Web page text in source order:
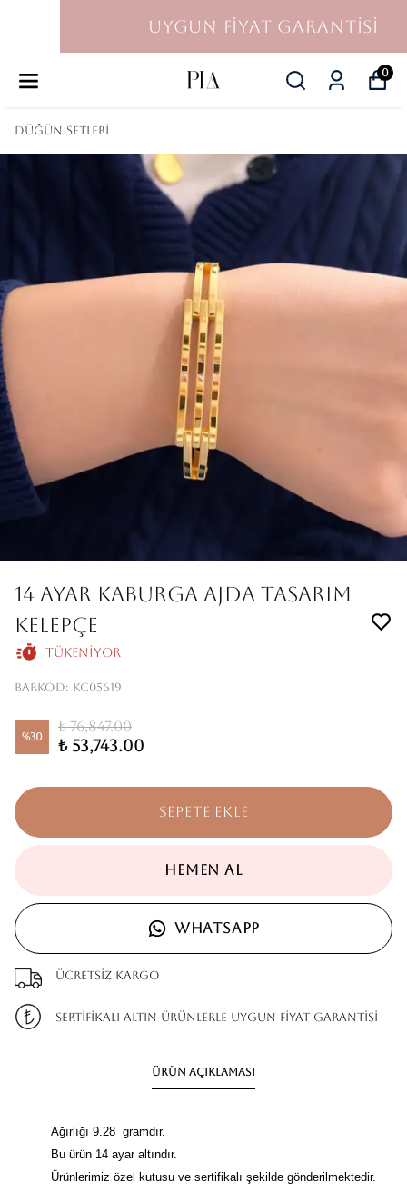
UYGUN FİYAT GARANTİSİ
0
DÜĞÜN SETLERİ
14 AYAR KABURGA AJDA TASARIM
KELEPÇE
Tükeniyor
Barkod: KC05619
%30
₺ 76,847.00
₺ 53,743.00
SEPETE EKLE
HEMEN AL
WHATSAPP
Ücretsiz kargo
SERTİFİKALI ALTIN ÜRÜNLERLE UYGUN FİYAT GARANTİSİ
Ürün Açıklaması
Ağırlığı 9.28 gramdır.
Bu ürün 14 ayar altındır.
Ürünlerimiz özel kutusu ve sertifikalı şekilde gönderilmektedir.